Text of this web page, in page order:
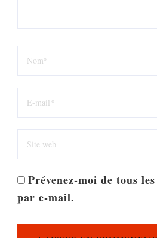
Prévenez-moi de tous
par e-mail.